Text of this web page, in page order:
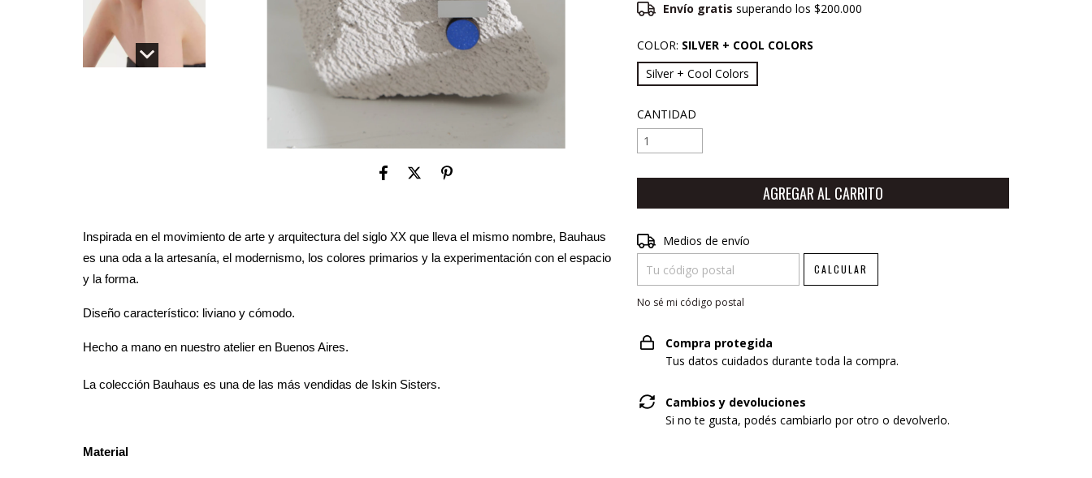
Inspirada en el movimiento de arte y arquitectura del siglo XX que lleva el mismo nombre, Bauhaus
es una oda a la artesanía, el modernismo, los colores primarios y la experimentación con el espacio
y la forma.
Diseño característico: liviano y cómodo.
Hecho a mano en nuestro atelier en Buenos Aires.
La colección Bauhaus es una de las más vendidas de Iskin Sisters.
Material
Envío gratis superando los$200.000
COLOR: SILVER + COOL COLORS
Silver + Cool Colors
CANTIDAD
Entregas para el CP:
Medios de envío
CALCULAR
No sé mi código postal
Compra protegida
Tus datos cuidados durante toda la compra.
Cambios y devoluciones
Si no te gusta, podés cambiarlo por otro o devolverlo.